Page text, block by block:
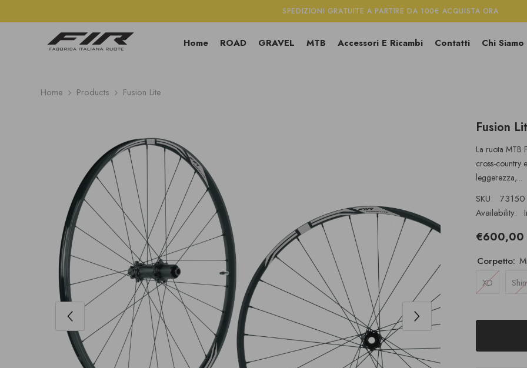
SPEDIZIONI GRATUITE A PARTIRE DA 100€ ACQUISTA ORA
Home ROAD GRAVEL MTB Accessori E Ricambi Contatti Chi Siamo
Home Products Fusion Lite
Fusion
La ruota MTB
cross-country
leggerezza,...
SKU:
Availability:
€600,00
Corpetto:
XD